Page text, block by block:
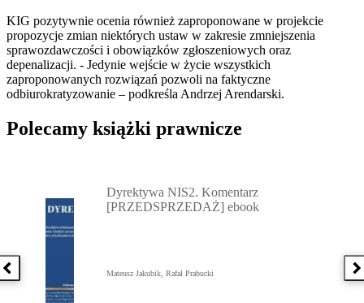
KIG pozytywnie ocenia również zaproponowane w projekcie
propozycje zmian niektórych ustaw w zakresie zmniejszenia
sprawozdawczości i obowiązków zgłoszeniowych oraz
depenalizacji. - Jedynie wejście w życie wszystkich
zaproponowanych rozwiązań pozwoli na faktyczne
odbiurokratyzowanie – podkreśla Andrzej Arendarski.
Polecamy książki prawnicze
Poprzednia książka
Dyrektywa NIS2. Komentarz
[PRZEDSPRZEDAŻ] ebook
Mateusz Jakubik, Rafał Prabucki